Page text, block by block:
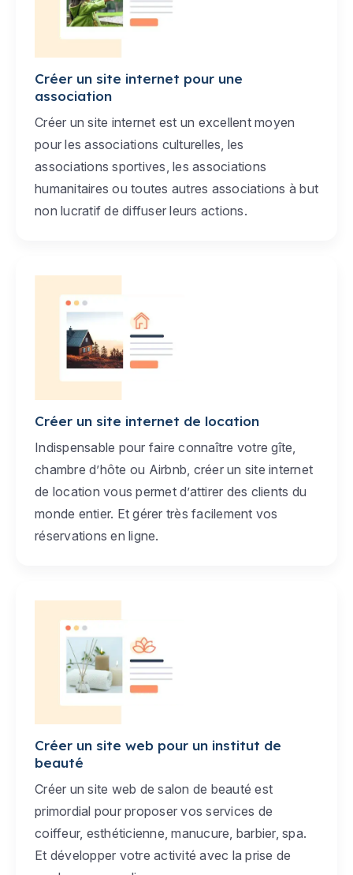
Créer un site internet pour une
association
Créer un site internet est un excellent moyen
pour les associations culturelles, les
associations sportives, les associations
humanitaires ou toutes autres associations à but
non lucratif de diffuser leurs actions.
Créer un site internet de location
Indispensable pour faire connaître votre gîte,
chambre d’hôte ou Airbnb, créer un site internet
de location vous permet d’attirer des clients du
monde entier. Et gérer très facilement vos
réservations en ligne.
Créer un site web pour un institut de
beauté
Créer un site web de salon de beauté est
primordial pour proposer vos services de
coiffeur, esthéticienne, manucure, barbier, spa.
Et développer votre activité avec la prise de